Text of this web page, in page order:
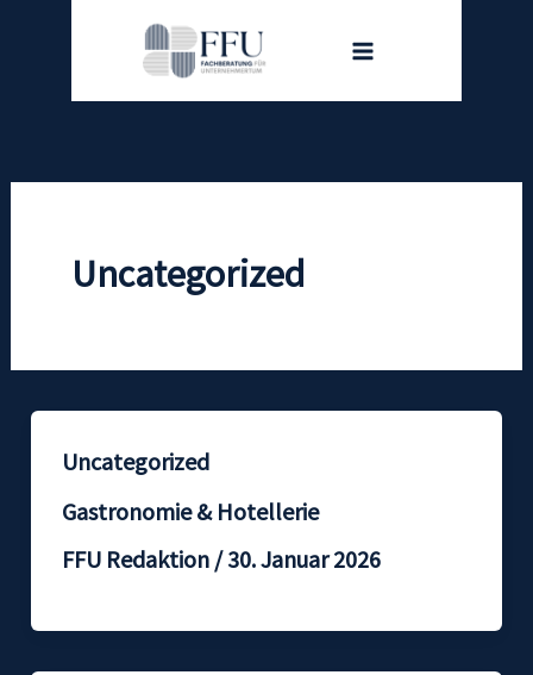
Uncategorized
Uncategorized
Gastronomie & Hotellerie
FFU Redaktion /30. Januar 2026